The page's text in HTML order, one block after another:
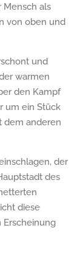
Mensch als
von oben und
und
warmen
den Kampf
um ein Stück
dem anderen
der
des
diese
Erscheinung